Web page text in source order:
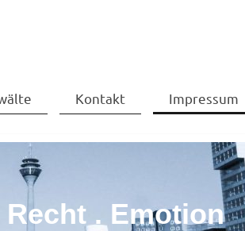
Kontakt Impressum
. Emotion